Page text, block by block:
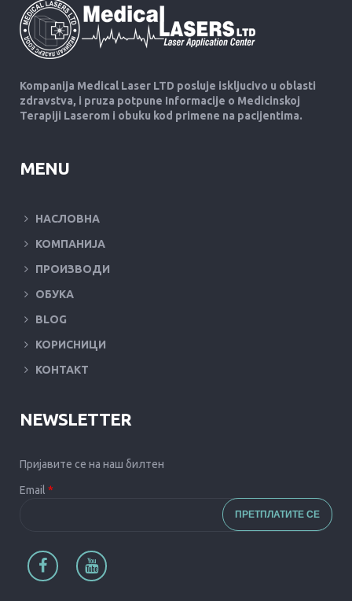
Kompanija Medical Laser LTD posluje iskljucivo u oblasti
zdravstva, i pruza potpune Informacije o Medicinskoj
Terapiji Laserom i obuku kod primene na pacijentima.
MENU
НАСЛОВНА
КОМПАНИЈА
ПРОИЗВОДИ
ОБУКА
BLOG
КОРИСНИЦИ
КОНТАКТ
NEWSLETTER
Пријавите се на наш билтен
Email *